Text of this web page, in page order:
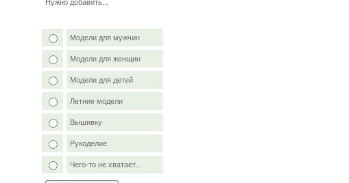
Нужно добавить...
Модели для мужчин
Модели для женщин
Модели для детей
Летние модели
Вышивку
Рукоделие
Чего-то не хватает...